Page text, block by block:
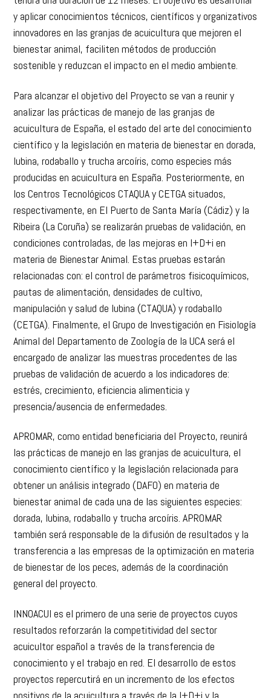
El proyecto dio comienzo el 9 de diciembre de 2019 y
tendrá una duración de 12 meses. El objetivo es desarrollar
y aplicar conocimientos técnicos, científicos y organizativos
innovadores en las granjas de acuicultura que mejoren el
bienestar animal, faciliten métodos de producción
sostenible y reduzcan el impacto en el medio ambiente.
Para alcanzar el objetivo del Proyecto se van a reunir y
analizar las prácticas de manejo de las granjas de
acuicultura de España, el estado del arte del conocimiento
científico y la legislación en materia de bienestar en dorada,
lubina, rodaballo y trucha arcoíris, como especies más
producidas en acuicultura en España. Posteriormente, en
los Centros Tecnológicos CTAQUA y CETGA situados,
respectivamente, en El Puerto de Santa María (Cádiz) y la
Ribeira (La Coruña) se realizarán pruebas de validación, en
condiciones controladas, de las mejoras en I+D+i en
materia de Bienestar Animal. Estas pruebas estarán
relacionadas con: el control de parámetros fisicoquímicos,
pautas de alimentación, densidades de cultivo,
manipulación y salud de lubina (CTAQUA) y rodaballo
(CETGA). Finalmente, el Grupo de Investigación en Fisiología
Animal del Departamento de Zoología de la UCA será el
encargado de analizar las muestras procedentes de las
pruebas de validación de acuerdo a los indicadores de:
estrés, crecimiento, eficiencia alimenticia y
presencia/ausencia de enfermedades.
APROMAR, como entidad beneficiaria del Proyecto, reunirá
las prácticas de manejo en las granjas de acuicultura, el
conocimiento científico y la legislación relacionada para
obtener un análisis integrado (DAFO) en materia de
bienestar animal de cada una de las siguientes especies:
dorada, lubina, rodaballo y trucha arcoíris. APROMAR
también será responsable de la difusión de resultados y la
transferencia a las empresas de la optimización en materia
de bienestar de los peces, además de la coordinación
general del proyecto.
INNOACUI es el primero de una serie de proyectos cuyos
resultados reforzarán la competitividad del sector
acuicultor español a través de la transferencia de
conocimiento y el trabajo en red. El desarrollo de estos